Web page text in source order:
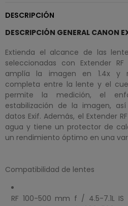
DESCRIPCIÓN
DESCRIPCIÓN GENERAL CANON
Extienda el alcance de las
seleccionadas con Extender
amplía la imagen en 1.4x y
completa entre la lente y el
permite la medición, el
estabilización de la imagen,
datos Exif. Además, el Extender
agua y tiene un protector de
un rendimiento óptimo en una
Compatibilidad de lentes
RF 100-500 mm f / 4.5-7.1L